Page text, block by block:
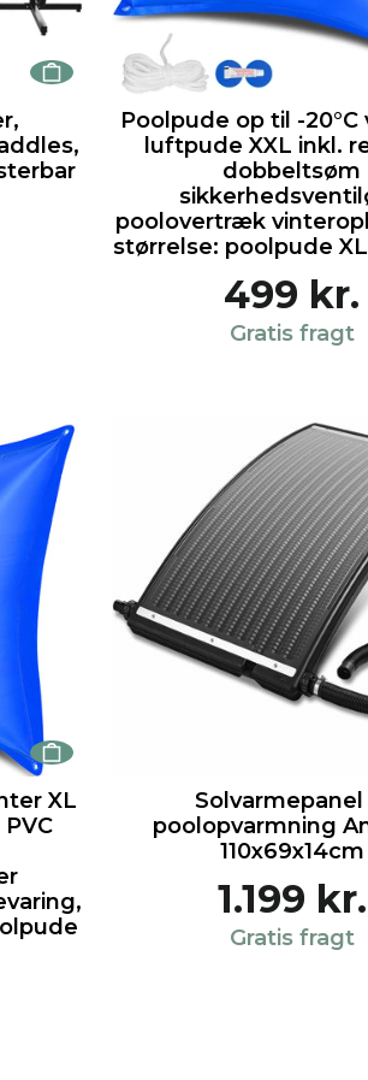
Poolpude op til -20°C
luftpude XXL inkl.
dobbeltsøm
poolovertræk
størrelse: poolpude
499 kr.
Gratis fragt
XL
Solvarmepanel
poolopvarmning
110x69x14cm
1.199 kr.
Gratis fragt